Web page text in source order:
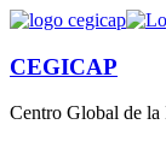
CEGICAP
Centro Global de la